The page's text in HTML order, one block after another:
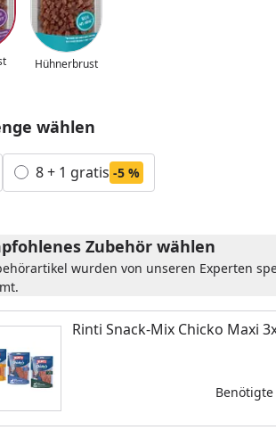
hinzufügen
Hühnerbrust
wählen
(2)8 + 1 gratis -5 %
Zubehör wählen
wurden von unseren Experten
Rinti Snack-Mix Chicko Maxi